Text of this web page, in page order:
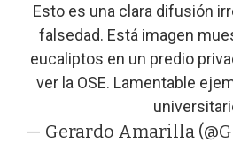
Esto es una clara difusión
falsedad. Está imagen
eucaliptos en un predio
ver la OSE. Lamentable
— Gerardo Amarilla